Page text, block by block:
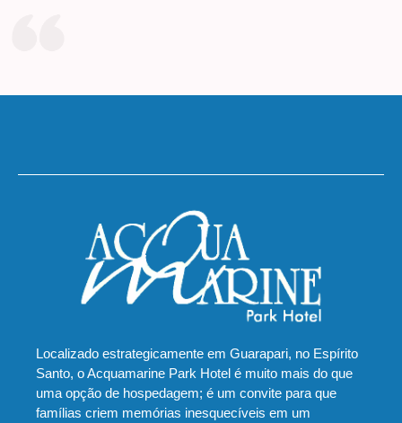
Localizado estrategicamente em Guarapari, no Espírito
Santo, o Acquamarine Park Hotel é muito mais do que
uma opção de hospedagem; é um convite para que
famílias criem memórias inesquecíveis em um